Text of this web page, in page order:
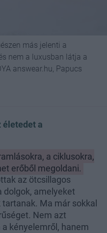
más jelenti a
nem a luxusban látja a
answear.hu, Papucs
életedet a
a ciklusokra,
erőből megoldani.
az ötcsillagos
dolgok, amelyeket
Ma már sokkal
Nem azt
kényelemről, hanem